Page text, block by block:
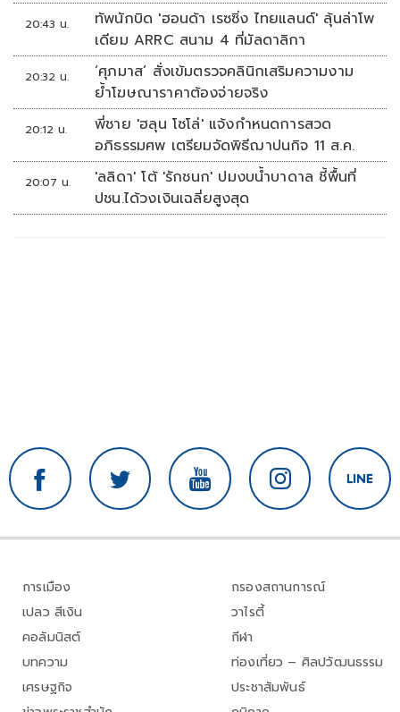
20:43 น.
ทัพนักบิด 'ฮอนด้า เรซซิ่ง ไทยแลนด์' ลุ้นล่าโพ
เดียม ARRC สนาม 4 ที่มัลดาลิกา
20:32 น.
‘ศุภมาส’ สั่งเข้มตรวจคลินิกเสริมความงาม
ย้ำโฆษณาราคาต้องจ่ายจริง
20:12 น.
พี่ชาย 'ฮลุน โซโล่' แจ้งกำหนดการสวด
อภิธรรมศพ เตรียมจัดพิธีฌาปนกิจ 11 ส.ค.
20:07 น.
'ลลิดา' โต้ 'รักชนก' ปมงบน้ำบาดาล ชี้พื้นที่
ปชน.ได้วงเงินเฉลี่ยสูงสุด
การเมือง
เปลว สีเงิน
คอลัมนิสต์
บทความ
เศรษฐกิจ
กรองสถานการณ์
วาไรตี้
กีฬา
ท่องเที่ยว – ศิลปวัฒนธรรม
ประชาสัมพันธ์